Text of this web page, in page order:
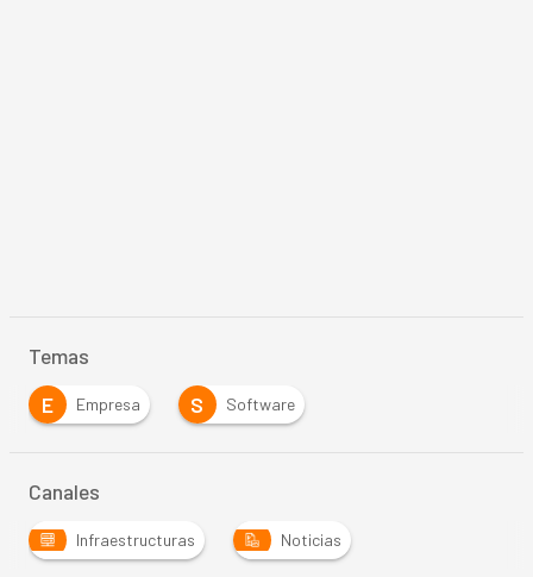
Temas
E
Empresa S Software
Canales
Infraestructuras Noticias